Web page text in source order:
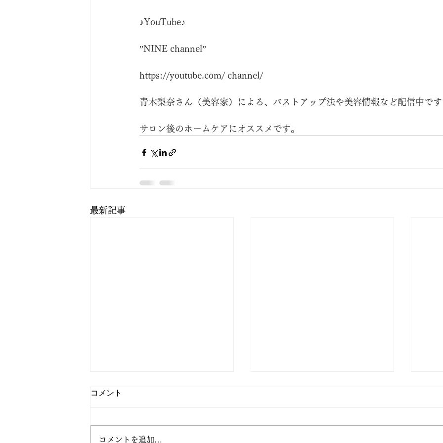
♪YouTube♪
”NINE channel”
https://youtube.com/ channel/
青木梨奈さん（美容家）による、バストアップ法や美容情報など配信中です
サロン後のホームケアにオススメです。
最新記事
コメント
コメントを追加…